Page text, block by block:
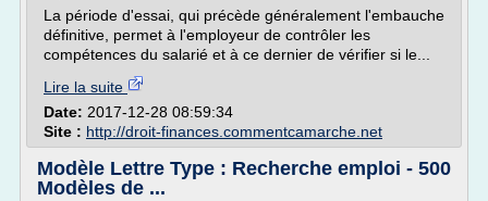
La période d'essai, qui précède généralement l'embauche
définitive, permet à l'employeur de contrôler les
compétences du salarié et à ce dernier de vérifier si le...
Lire la suite
Date: 2017-12-28 08:59:34
Site : http://droit-finances.commentcamarche.net
Modèle Lettre Type : Recherche emploi - 500
Modèles de ...